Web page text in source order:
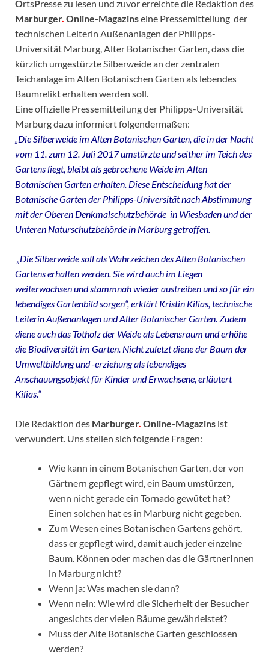
OrtsPresse zu lesen und zuvor erreichte die Redaktion des
Marburger. Online-Magazinseine Pressemitteilung der
technischen Leiterin Außenanlagen der Philipps-
Universität Marburg, Alter Botanischer Garten, dass die
kürzlich umgestürzte Silberweide an der zentralen
Teichanlage im Alten Botanischen Garten als lebendes
Baumrelikt erhalten werden soll.
Eine offizielle Pressemitteilung der Philipps-Universität
Marburg dazu informiert folgendermaßen:
„Die Silberweide im Alten Botanischen Garten, die in der Nacht
vom 11. zum 12. Juli 2017 umstürzte und seither im Teich des
Gartens liegt, bleibt als gebrochene Weide im Alten
Botanischen Garten erhalten. Diese Entscheidung hat der
Botanische Garten der Philipps-Universität nach Abstimmung
mit der Oberen Denkmalschutzbehörde in Wiesbaden und der
Unteren Naturschutzbehörde in Marburg getroffen.
„Die Silberweide soll als Wahrzeichen des Alten Botanischen
Gartens erhalten werden. Sie wird auch im Liegen
weiterwachsen und stammnah wieder austreiben und so für ein
lebendiges Gartenbild sorgen“, erklärt Kristin Kilias, technische
Leiterin Außenanlagen und Alter Botanischer Garten. Zudem
diene auch das Totholz der Weide als Lebensraum und erhöhe
die Biodiversität im Garten. Nicht zuletzt diene der Baum der
Umweltbildung und -erziehung als lebendiges
Anschauungsobjekt für Kinder und Erwachsene, erläutert
Kilias.“
Die Redaktion des Marburger. Online-Magazins ist
verwundert. Uns stellen sich folgende Fragen:
Wie kann in einem Botanischen Garten, der von
Gärtnern gepflegt wird, ein Baum umstürzen,
wenn nicht gerade ein Tornado gewütet hat?
Einen solchen hat es in Marburg nicht gegeben.
Zum Wesen eines Botanischen Gartens gehört,
dass er gepflegt wird, damit auch jeder einzelne
Baum. Können oder machen das die GärtnerInnen
in Marburg nicht?
Wenn ja: Was machen sie dann?
Wenn nein: Wie wird die Sicherheit der Besucher
angesichts der vielen Bäume gewährleistet?
Muss der Alte Botanische Garten geschlossen
werden?